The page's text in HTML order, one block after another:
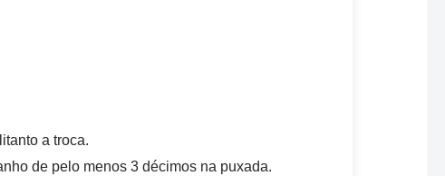
a troca.
de pelo menos 3 décimos na puxada.